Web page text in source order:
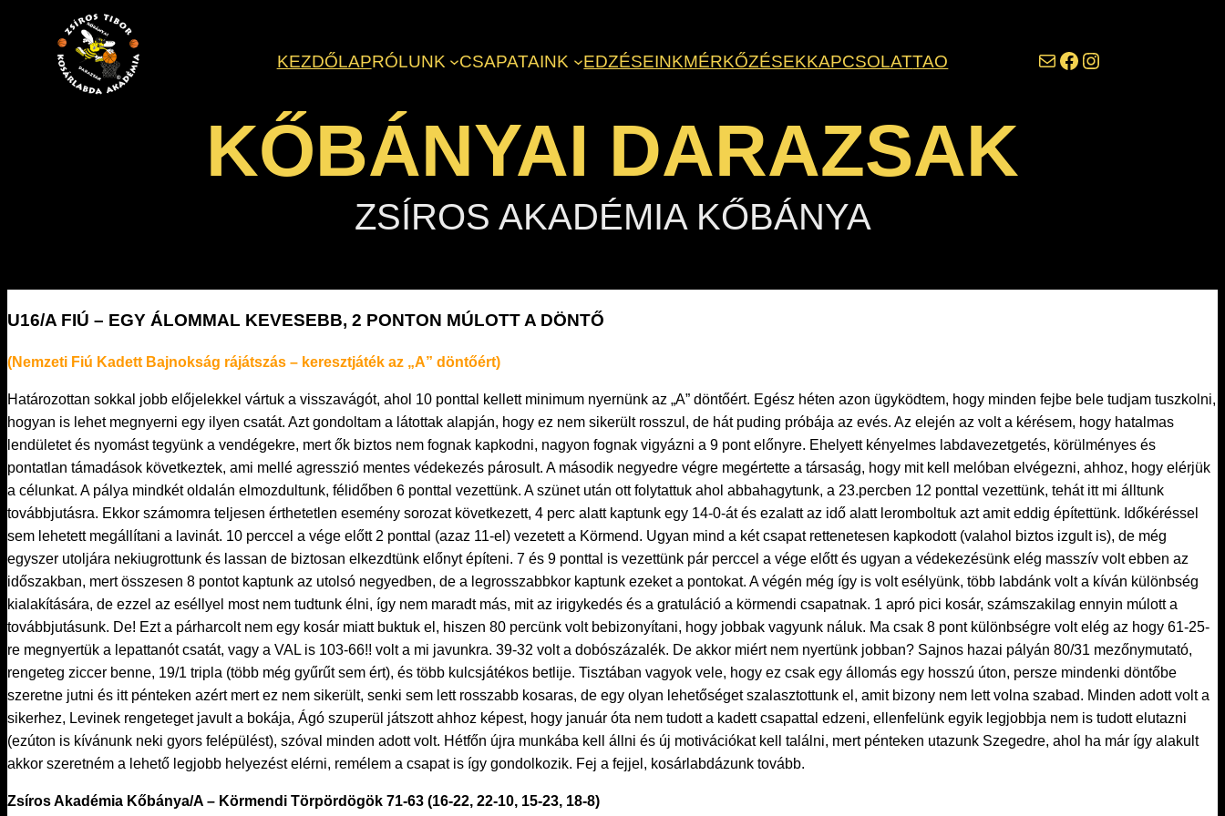
tartalomhoz
KEZDŐLAPRÓLUNK CSAPATAINK EDZÉSEINKMÉRKŐZÉSEKKAPCSOLATTAO darazsak@darazsak.hu @kobanyaidarazsak @darazsak
KŐBÁNYAI DARAZSAK
ZSÍROS AKADÉMIA KŐBÁNYA
U16/A FIÚ – EGY ÁLOMMAL KEVESEBB, 2 PONTON MÚLOTT A DÖNTŐ
(Nemzeti Fiú Kadett Bajnokság rájátszás – keresztjáték az „A” döntőért)
Határozottan sokkal jobb előjelekkel vártuk a visszavágót, ahol 10 ponttal kellett minimum nyernünk az „A” döntőért. Egész héten azon ügyködtem, hogy minden fejbe bele tudjam tuszkolni,
hogyan is lehet megnyerni egy ilyen csatát. Azt gondoltam a látottak alapján, hogy ez nem sikerült rosszul, de hát puding próbája az evés. Az elején az volt a kérésem, hogy hatalmas
lendületet és nyomást tegyünk a vendégekre, mert ők biztos nem fognak kapkodni, nagyon fognak vigyázni a 9 pont előnyre. Ehelyett kényelmes labdavezetgetés, körülményes és
pontatlan támadások következtek, ami mellé agresszió mentes védekezés párosult. A második negyedre végre megértette a társaság, hogy mit kell melóban elvégezni, ahhoz, hogy elérjük
a célunkat. A pálya mindkét oldalán elmozdultunk, félidőben 6 ponttal vezettünk. A szünet után ott folytattuk ahol abbahagytunk, a 23.percben 12 ponttal vezettünk, tehát itt mi álltunk
továbbjutásra. Ekkor számomra teljesen érthetetlen esemény sorozat következett, 4 perc alatt kaptunk egy 14-0-át és ezalatt az idő alatt leromboltuk azt amit eddig építettünk. Időkéréssel
sem lehetett megállítani a lavinát. 10 perccel a vége előtt 2 ponttal (azaz 11-el) vezetett a Körmend. Ugyan mind a két csapat rettenetesen kapkodott (valahol biztos izgult is), de még
egyszer utoljára nekiugrottunk és lassan de biztosan elkezdtünk előnyt építeni. 7 és 9 ponttal is vezettünk pár perccel a vége előtt és ugyan a védekezésünk elég masszív volt ebben az
időszakban, mert összesen 8 pontot kaptunk az utolsó negyedben, de a legrosszabbkor kaptunk ezeket a pontokat. A végén még így is volt esélyünk, több labdánk volt a kíván különbség
kialakítására, de ezzel az eséllyel most nem tudtunk élni, így nem maradt más, mit az irigykedés és a gratuláció a körmendi csapatnak. 1 apró pici kosár, számszakilag ennyin múlott a
továbbjutásunk. De! Ezt a párharcolt nem egy kosár miatt buktuk el, hiszen 80 percünk volt bebizonyítani, hogy jobbak vagyunk náluk. Ma csak 8 pont különbségre volt elég az hogy 61-25-
re megnyertük a lepattanót csatát, vagy a VAL is 103-66!! volt a mi javunkra. 39-32 volt a dobószázalék. De akkor miért nem nyertünk jobban? Sajnos hazai pályán 80/31 mezőnymutató,
rengeteg ziccer benne, 19/1 tripla (több még gyűrűt sem ért), és több kulcsjátékos betlije. Tisztában vagyok vele, hogy ez csak egy állomás egy hosszú úton, persze mindenki döntőbe
szeretne jutni és itt pénteken azért mert ez nem sikerült, senki sem lett rosszabb kosaras, de egy olyan lehetőséget szalasztottunk el, amit bizony nem lett volna szabad. Minden adott volt a
sikerhez, Levinek rengeteget javult a bokája, Ágó szuperül játszott ahhoz képest, hogy január óta nem tudott a kadett csapattal edzeni, ellenfelünk egyik legjobbja nem is tudott elutazni
(ezúton is kívánunk neki gyors felépülést), szóval minden adott volt. Hétfőn újra munkába kell állni és új motivációkat kell találni, mert pénteken utazunk Szegedre, ahol ha már így alakult
akkor szeretném a lehető legjobb helyezést elérni, remélem a csapat is így gondolkozik. Fej a fejjel, kosárlabdázunk tovább.
Zsíros Akadémia Kőbánya/A – Körmendi Törpördögök 71-63 (16-22, 22-10, 15-23, 18-8)